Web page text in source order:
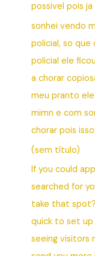
possivel pois
sonhei vendo
policial, so que
policial ele
a chorar
meu pranto
mimn e com
chorar pois
(sem título)
If you could
searched for
take that spot?
quick to set up
seeing visitors